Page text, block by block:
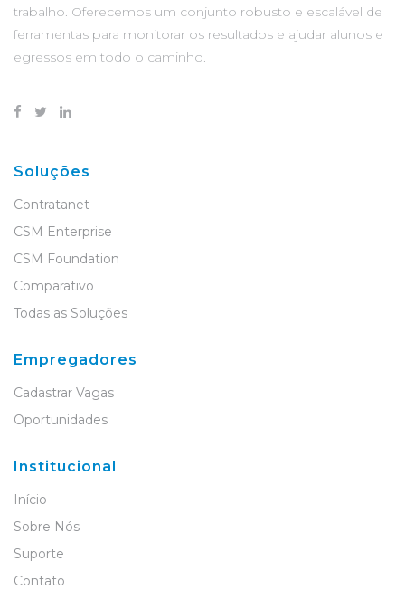
trabalho. Oferecemos um conjunto robusto e escalável de
ferramentas para monitorar os resultados e ajudar alunos e
egressos em todo o caminho.
Soluções
Contratanet
CSM Enterprise
CSM Foundation
Comparativo
Todas as Soluções
Empregadores
Cadastrar Vagas
Oportunidades
Institucional
Início
Sobre Nós
Suporte
Contato